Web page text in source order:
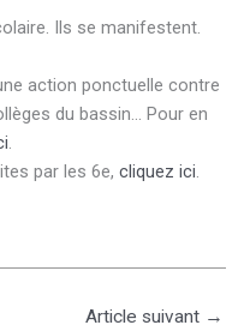
Ils se manifestent.
action ponctuelle contre
du bassin… Pour en
.
par les 6e, cliquez ici.
Article suivant →